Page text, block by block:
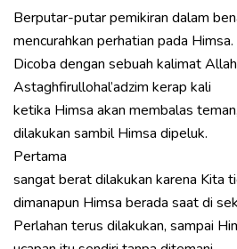
Berputar-putar pemikiran dalam
mencurahkan perhatian pada Himsa.
Dicoba dengan sebuah kalimat
Astaghfirullohal’adzim kerap kali
ketika Himsa akan membalas
dilakukan sambil Himsa dipeluk.
Pertama
sangat berat dilakukan karena Kita
dimanapun Himsa berada saat di
Perlahan terus dilakukan, sampai